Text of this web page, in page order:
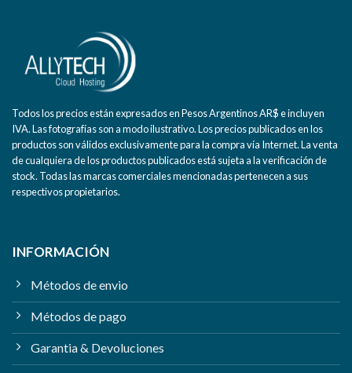
Todos los precios están expresados en Pesos Argentinos AR$ e incluyen
IVA. Las fotografías son a modo ilustrativo. Los precios publicados en los
productos son válidos exclusivamente para la compra vía Internet. La venta
de cualquiera de los productos publicados está sujeta a la verificación de
stock. Todas las marcas comerciales mencionadas pertenecen a sus
respectivos propietarios.
INFORMACIÓN
Métodos de envio
Métodos de pago
Garantia & Devoluciones